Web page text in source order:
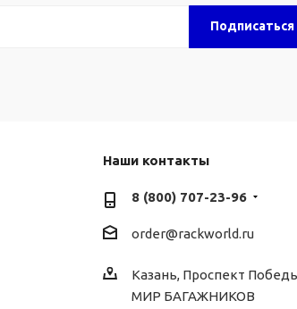
Наши контакты
8 (800) 707-23-96
order@rackworld.ru
Казань, Проспект
МИР БАГАЖНИКОВ